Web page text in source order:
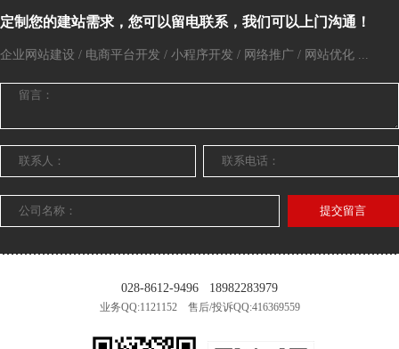
定制您的建站需求，您可以留电联系，我们可以上门沟通！
企业网站建设 / 电商平台开发 / 小程序开发 / 网络推广 / 网站优化 ...
提交留言
028-8612-9496 18982283979
业务QQ:1121152 售后/投诉QQ:416369559